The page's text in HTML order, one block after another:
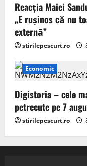
Reacția Maiei
„E ruşinos că nu
externă”
stirilepescurt.ro
Economic
Digistoria – cele
petrecute pe 7
stirilepescurt.ro